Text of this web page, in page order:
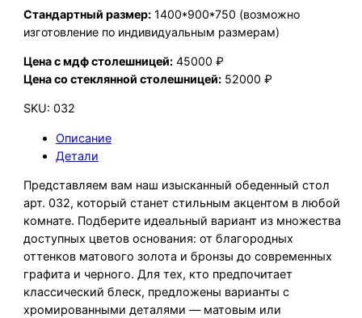
Стандартный размер: 1400*900*750 (возможно
изготовление по индивидуальным размерам)
Цена с мдф столешницей: 45000 ₽
Цена со стеклянной столешницей: 52000 ₽
SKU: 032
Описание
Детали
Представляем вам наш изысканный обеденный стол
арт. 032, который станет стильным акцентом в любой
комнате. Подберите идеальный вариант из множества
доступных цветов основания: от благородных
оттенков матового золота и бронзы до современных
графита и черного. Для тех, кто предпочитает
классический блеск, предложены варианты с
хромированными деталями — матовым или